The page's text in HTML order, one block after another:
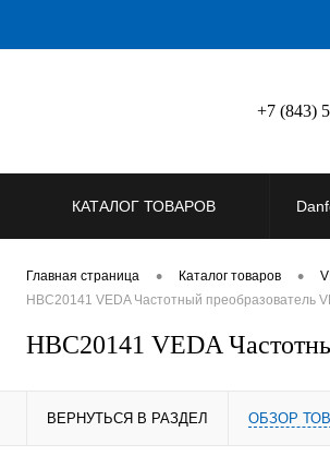
+7 (843)
КАТАЛОГ ТОВАРОВ
Главная страница • Каталог товаров •
HBC20141 VEDA Частотный преобразователь
HBC20141 VEDA
ВЕРНУТЬСЯ В РАЗДЕЛ ОБЗОР